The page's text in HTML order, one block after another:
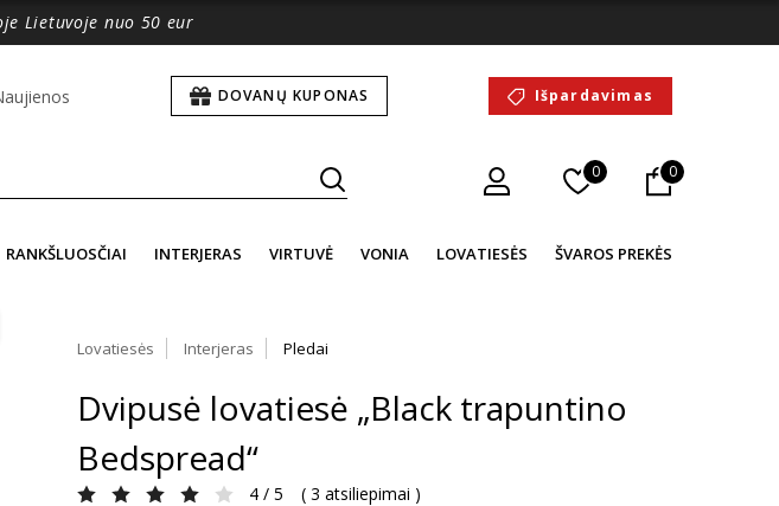
Lietuvoje nuo 50 eur
DOVANŲ KUPONAS Išpardavimas
0 0
RANKŠLUOSČIAI INTERJERAS VIRTUVĖ VONIA LOVATIESĖS ŠVAROS PREKĖS
Lovatiesės Interjeras Pledai
Dvipusė lovatiesė „Black trapuntino
Bedspread“
4 / 5 ( 3 atsiliepimai )